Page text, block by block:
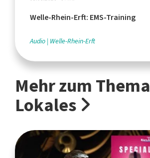
Welle-Rhein-Erft: EMS-Training
Audio Welle-Rhein-Erft
Mehr zum Thema
Lokales